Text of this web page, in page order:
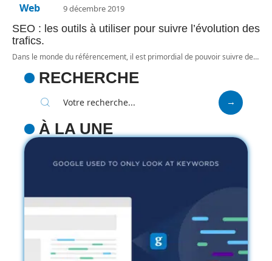
Web 9 décembre 2019
SEO : les outils à utiliser pour suivre l’évolution des
trafics.
Dans le monde du référencement, il est primordial de pouvoir suivre de…
RECHERCHE
À LA UNE